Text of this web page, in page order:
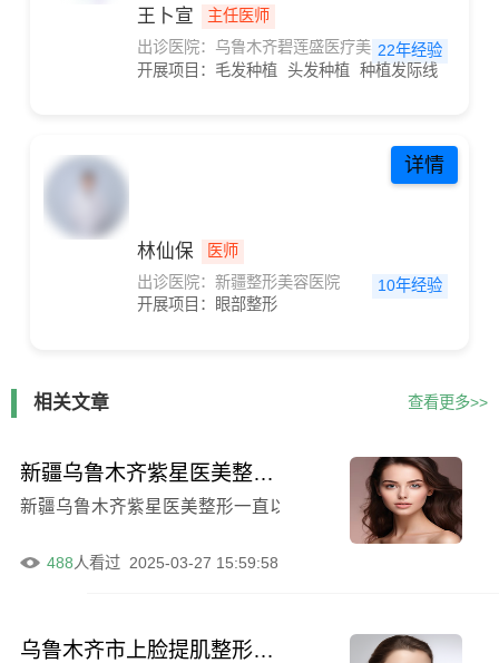
王卜宣
主任医师
22年经验
出诊医院：乌鲁木齐碧莲盛医疗美容诊所
开展项目： 毛发种植 头发种植 种植发际线
林仙保
医师
10年经验
出诊医院：新疆整形美容医院
开展项目：
眼部整形
详情
相关文章 查看更多>>
新疆乌鲁木齐紫星医美整形价格清单火热曝光（含缩小鼻头例子）
新疆乌鲁木齐紫星医美整形一直以来都备受关注，其专业的
2025-03-27 15:59:58
488人看过
乌鲁木齐市上脸提肌整形医院前十强榜单发布